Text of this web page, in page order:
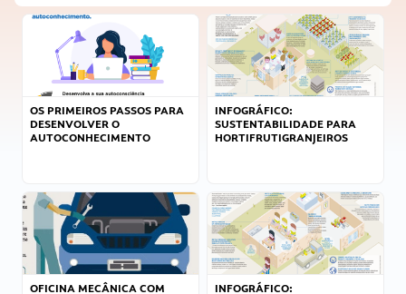
OS PRIMEIROS PASSOS PARA
DESENVOLVER O
AUTOCONHECIMENTO
INFOGRÁFICO:
SUSTENTABILIDADE PARA
HORTIFRUTIGRANJEIROS
OFICINA MECÂNICA COM
INFOGRÁFICO: